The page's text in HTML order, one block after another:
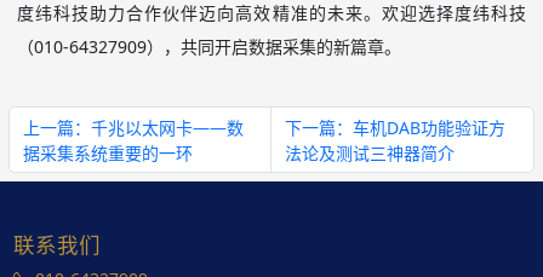
度纬科技助力合作伙伴迈向高效精准的未来。欢迎选择度纬科技
（010-64327909），共同开启数据采集的新篇章。
上一篇：千兆以太网卡——数
据采集系统重要的一环
下一篇：车机DAB功能验证方
法论及测试三神器简介
联系我们